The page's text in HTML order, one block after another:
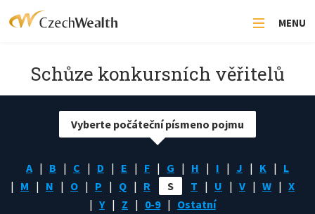
MENU
Schůze konkursních věřitelů
A B C D E F G H I J K
L
M
N O P Q R S T U V W
X
Y
Z 0-9 Ostatní
Vyberte počáteční písmeno pojmu